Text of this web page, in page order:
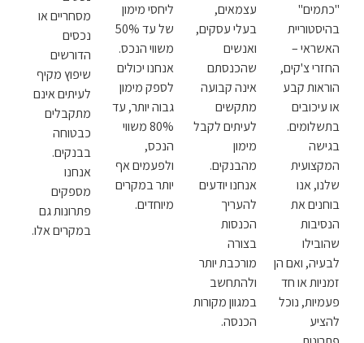
–
צ'קים,
קבע
אנו
את
ואם הן
או חד
נוכל
עצמאים,
בעלי עסקים,
ואנשים
שהכנסתם
אינה קבועה
מתקשים
לעיתים לקבל
מהבנקים.
אנחנו יודעים
להעריך
מורכבת יותר
ולהתחשב
במגוון מקורות
ליחסי מימון
של עד 50%
משווי הנכס.
אנחנו יכולים
לספק מימון
גבוה יותר, עד
80% משווי
ולפעמים אף
יותר במקרים
מסחריים או
נכסים
הדורשים
שיפוץ מקיף
לעיתים אינם
מתקבלים
כבטוחה
בבנקים.
אנחנו
מספקים
פתרונות גם
במקרים אלו.